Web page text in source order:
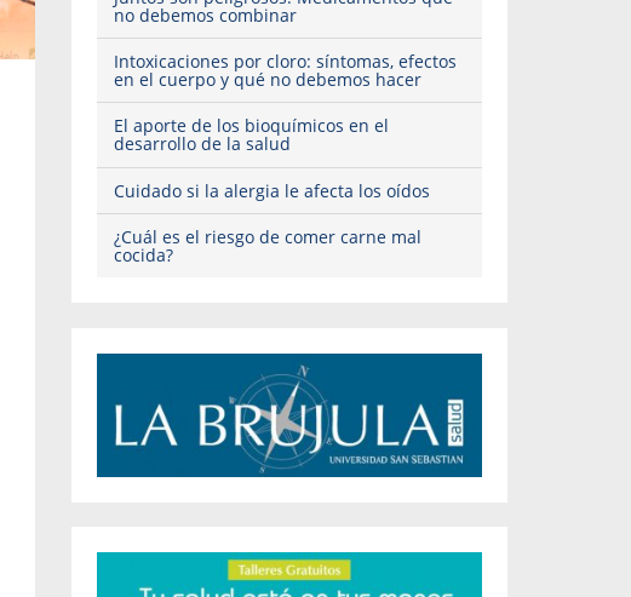
no debemos combinar
Intoxicaciones por cloro: síntomas, efectos
en el cuerpo y qué no debemos hacer
El aporte de los bioquímicos en el
desarrollo de la salud
Cuidado si la alergia le afecta los oídos
¿Cuál es el riesgo de comer carne mal
cocida?